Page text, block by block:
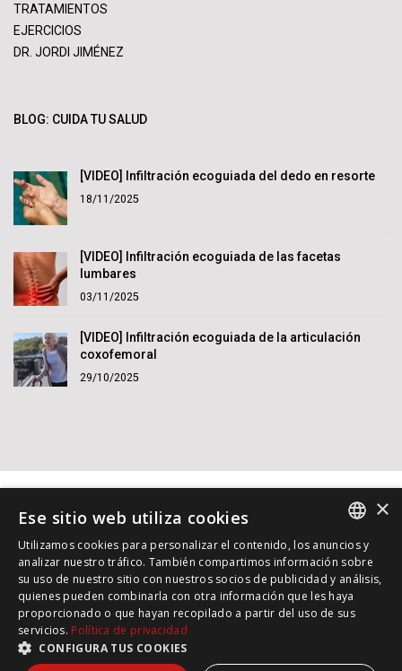
TRATAMIENTOS
EJERCICIOS
DR. JORDI JIMÉNEZ
BLOG: CUIDA TU SALUD
[VIDEO] Infiltración ecoguiada del dedo en resorte
18/11/2025
[VIDEO] Infiltración ecoguiada de las facetas
lumbares
03/11/2025
[VIDEO] Infiltración ecoguiada de la articulación
coxofemoral
29/10/2025
© 2015 - 2026 Dr. Jordi Jiménez. Reservados todos los
derechos.
Política de Privacidad | Política de cookies
Aviso Legal | Diseño: Amaseme
SPANISH
INGLES
ALEMAN
×
Ese sitio web utiliza cookies
Utilizamos cookies para personalizar el contenido, los anuncios y
analizar nuestro tráfico. También compartimos información sobre
su uso de nuestro sitio con nuestros socios de publicidad y análisis,
quienes pueden combinarla con otra información que les haya
proporcionado o que hayan recopilado a partir del uso de sus
servicios. Política de privacidad
CONFIGURA TUS COOKIES